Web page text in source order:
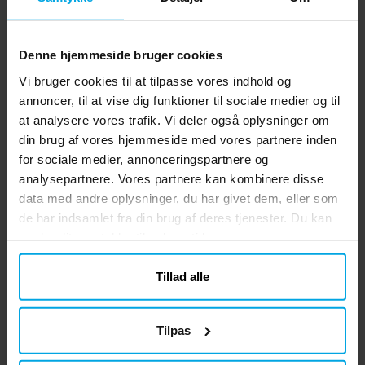
Denne hjemmeside bruger cookies
Vi bruger cookies til at tilpasse vores indhold og
annoncer, til at vise dig funktioner til sociale medier og til
at analysere vores trafik. Vi deler også oplysninger om
din brug af vores hjemmeside med vores partnere inden
for sociale medier, annonceringspartnere og
analysepartnere. Vores partnere kan kombinere disse
data med andre oplysninger, du har givet dem, eller som
de har indsamlet fra din brug af deres tjenester. Du kan
Tillad alle
Tilpas
Jungle - Servietter 20
stk
Pris: 29 kr.
29 kr.
KØB
Back to the 80's -
Servietter 20 stk
Nupris: 19 kr.Tidligere pris
19 kr. 39 kr.
KØB
Andre købte også